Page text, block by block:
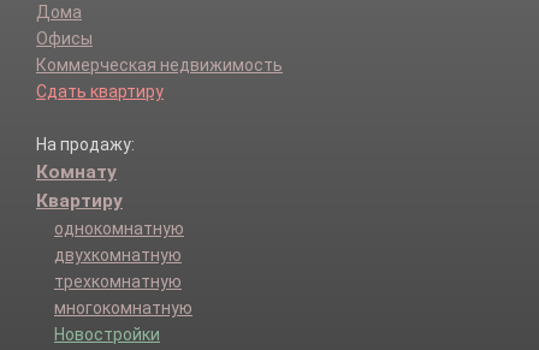
Дома
Офисы
Коммерческая недвижимость
Сдать квартиру
На продажу:
Комнату
Квартиру
однокомнатную
двухкомнатную
трехкомнатную
многокомнатную
Новостройки